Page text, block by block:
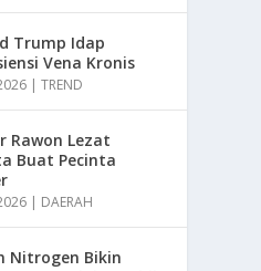
Trump Idap
Vena Kronis
|TREND
Rawon Lezat
Buat Pecinta
| DAERAH
Nitrogen Bikin